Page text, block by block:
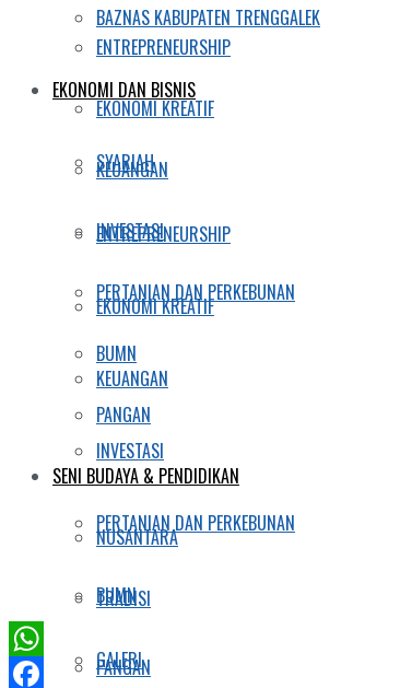
ENTREPRENEURSHIP
EKONOMI KREATIF
KEUANGAN
INVESTASI
PERTANIAN DAN PERKEBUNAN
BUMN
PANGAN
SENI BUDAYA & PENDIDIKAN
NUSANTARA
TRADISI
GALERI
BAZNAS KABUPATEN TRENGGALEK
EKONOMI DAN BISNIS
SYARIAH
ENTREPRENEURSHIP
EKONOMI KREATIF
KEUANGAN
INVESTASI
PERTANIAN DAN PERKEBUNAN
BUMN
PANGAN
WhatsApp